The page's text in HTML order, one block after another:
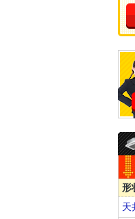
形
天